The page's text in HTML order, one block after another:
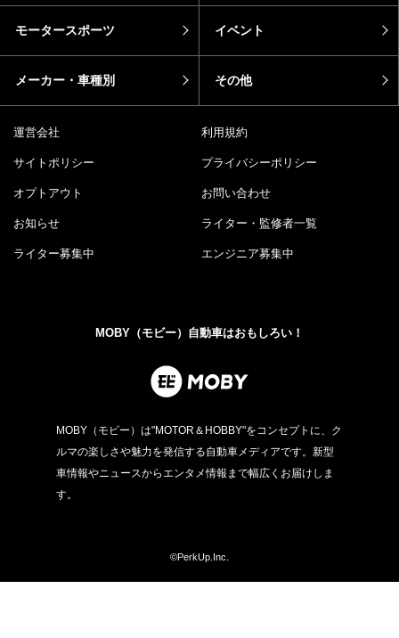
モータースポーツ イベント
メーカー・車種別 その他
運営会社 利用規約
サイトポリシー プライバシーポリシー
オプトアウト お問い合わせ
お知らせ ライター・監修者一覧
ライター募集中 エンジニア募集中
MOBY（モビー）自動車はおもしろい！
MOBY（モビー）は"MOTOR＆HOBBY"をコンセプトに、ク
ルマの楽しさや魅力を発信する自動車メディアです。新型
車情報やニュースからエンタメ情報まで幅広くお届けしま
す。
©PerkUp.Inc.